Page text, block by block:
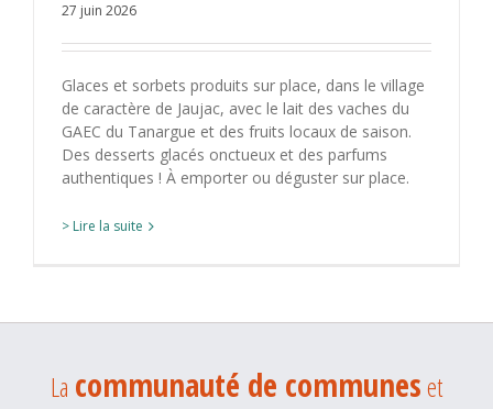
27 juin 2026
Glaces et sorbets produits sur place, dans le village
de caractère de Jaujac, avec le lait des vaches du
GAEC du Tanargue et des fruits locaux de saison.
Des desserts glacés onctueux et des parfums
authentiques ! À emporter ou déguster sur place.
> Lire la suite
La communauté de communeset